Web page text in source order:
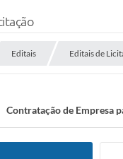
Editais Editais de
Contratação de Empresa